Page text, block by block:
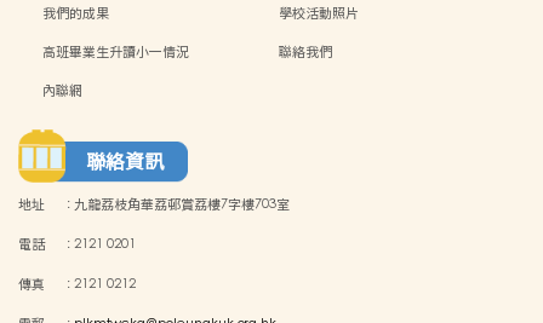
我們的成果
學校活動照片
高班畢業生升讀小一情況
聯絡我們
內聯網
聯絡資訊
地址 : 九龍荔枝角華荔邨賞荔樓7字樓703室
電話 :2121 0201
傳真 :2121 0212